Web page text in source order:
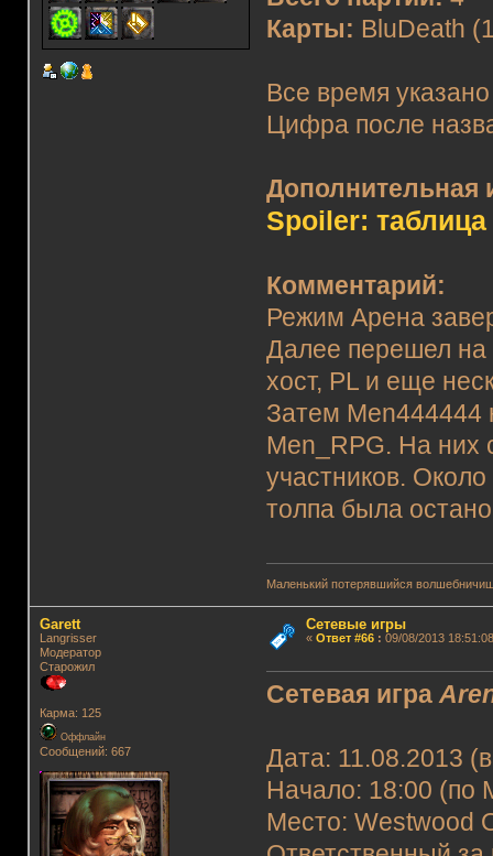
Карты: BluDeath
Все время
Цифра после
Spoiler: таблица
Комментарий:
Режим Арена
Далее перешел на
хост, PL и еще
Затем Men444444
Men_RPG. На них
участников. Около
толпа была
Маленький потерявшийся
Garett
Langrisser
Модератор
Старожил
Карма: 125
Оффлайн
Сообщений: 667
Сетевые игры
« Ответ #66: 09/08/2013
Сетевая игра
Дата: 11.08.2013
Начало: 18:00 (по
Место: Westwood